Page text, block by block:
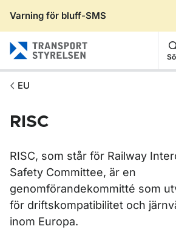
Varning för bluff-SMS
EU
RISC
RISC, som står för Railway
Safety Committee, är en
genomförandekommitté som
för driftskompatibilitet och
inom Europa.